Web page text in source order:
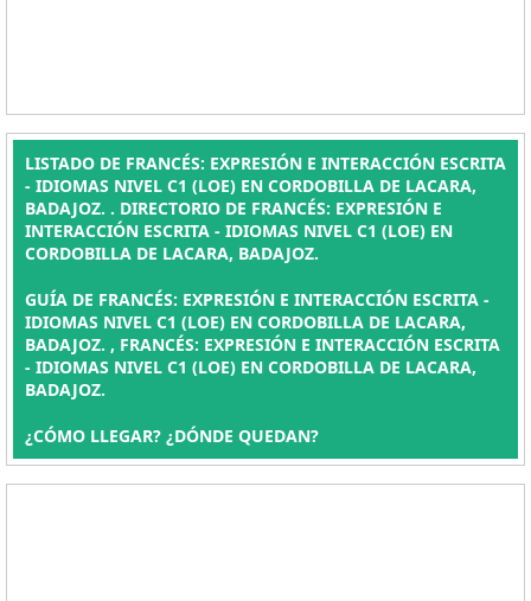
LISTADO DE FRANCÉS: EXPRESIÓN E INTERACCIÓN ESCRITA
- IDIOMAS NIVEL C1 (LOE) EN CORDOBILLA DE LACARA,
BADAJOZ. . DIRECTORIO DE FRANCÉS: EXPRESIÓN E
INTERACCIÓN ESCRITA - IDIOMAS NIVEL C1 (LOE) EN
CORDOBILLA DE LACARA, BADAJOZ.
GUÍA DE FRANCÉS: EXPRESIÓN E INTERACCIÓN ESCRITA -
IDIOMAS NIVEL C1 (LOE) EN CORDOBILLA DE LACARA,
BADAJOZ. , FRANCÉS: EXPRESIÓN E INTERACCIÓN ESCRITA
- IDIOMAS NIVEL C1 (LOE) EN CORDOBILLA DE LACARA,
BADAJOZ.
¿CÓMO LLEGAR? ¿DÓNDE QUEDAN?